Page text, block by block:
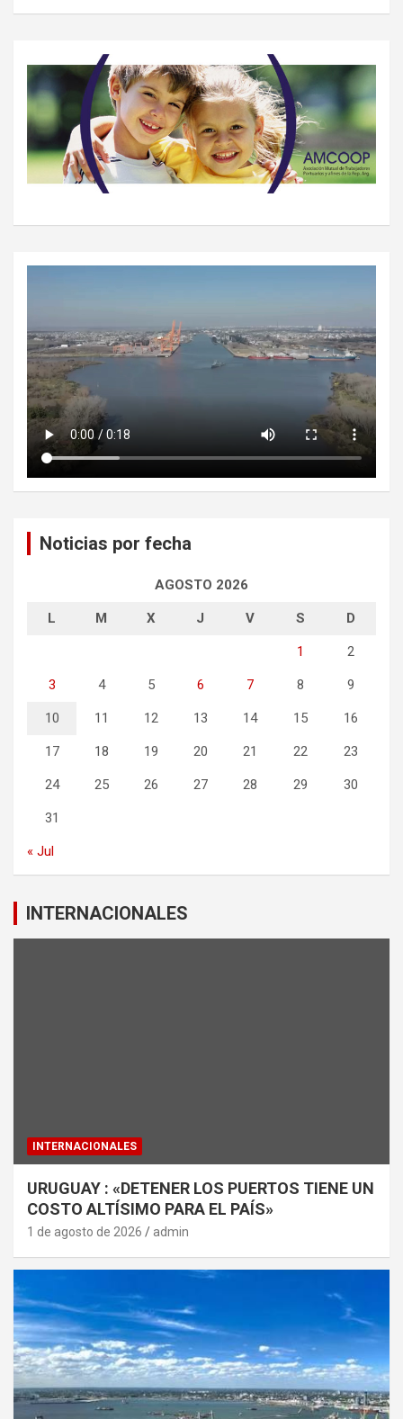
Noticias por fecha
AGOSTO 2026
L M X J V S D
1 2
3 4 5 6 7 8 9
10 11 12 13 14 15 16
17 18 19 20 21 22 23
24 25 26 27 28 29 30
31
« Jul
INTERNACIONALES
INTERNACIONALES
URUGUAY : «DETENER LOS PUERTOS TIENE UN
COSTO ALTÍSIMO PARA EL PAÍS»
1 de agosto de 2026 admin